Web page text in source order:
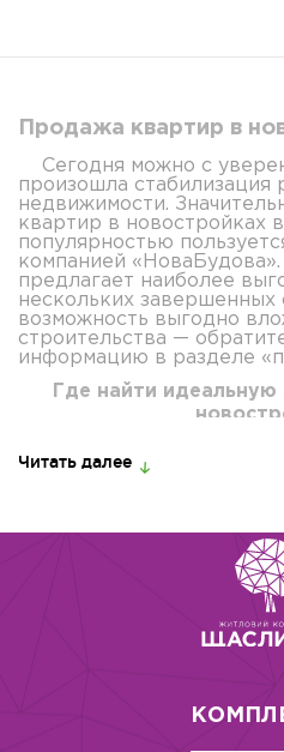
Продажа квартир в
Сегодня можно с
произошла стабилизация
недвижимости.
квартир в новостройках
популярностью
компанией
предлагает наиболее
нескольких завершенных
возможность выгодно
строительства —
информацию в разделе
Где найти
стоимость продажи
жилой фонд в нынешних
значительно дороже, в
завышенных цен
открытым вопрос — как
недвижимость на
«НоваБудова» готовы
Читать далее